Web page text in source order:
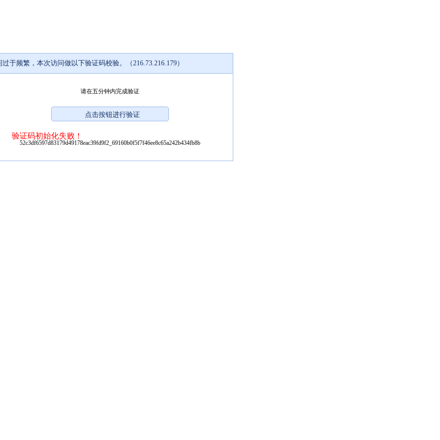
过于频繁，本次访问做以下验证码校验。（216.73.216.179）
请在五分钟内完成验证
验证码初始化失败！
52c3df6597d83179d49178eac39fd9f2_69160b0f5f7f46ee8c65a242b434fb8b